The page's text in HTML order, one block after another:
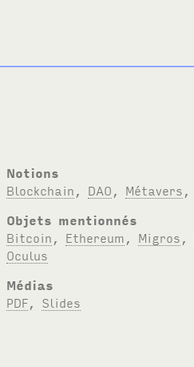
Notions
Blockchain
DAO Métavers
Objets mentionnés
Bitcoin
Ethereum Migros
Oculus
Médias
PDF
Slides